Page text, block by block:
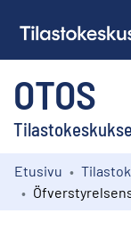
OTOS
Kokoelmat
Etusivu